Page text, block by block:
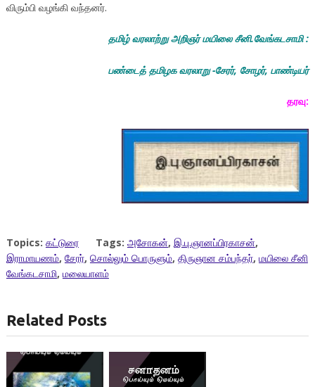
விரும்பி வழங்கி வந்தனர்.
தமிழ் வரலாற்று அறிஞர் மயிலை சீனி.வேங்கடசாமி:
பண்டைத் தமிழக வரலாறு -சேரர், சோழர்,பாண்டியர்
தரவு:
Topics: கட்டுரை Tags: அசோகன், இ.பு.ஞானப்பிரகாசன்,
இராமாயணம், சேரர், சொல்லும் பொருளும், திருஞான சம்பந்தர், மயிலை சீனி
வேங்கடசாமி, மலையாளம்
Related Posts